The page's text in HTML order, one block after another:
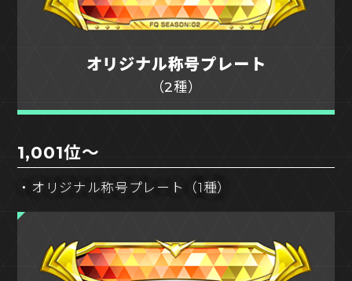
オリジナル称号プレート
（2種）
1,001位～
・オリジナル称号プレート（1種）